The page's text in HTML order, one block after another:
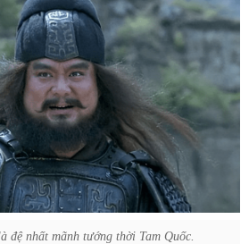
đệ nhất mãnh tướng thời Tam Quốc.